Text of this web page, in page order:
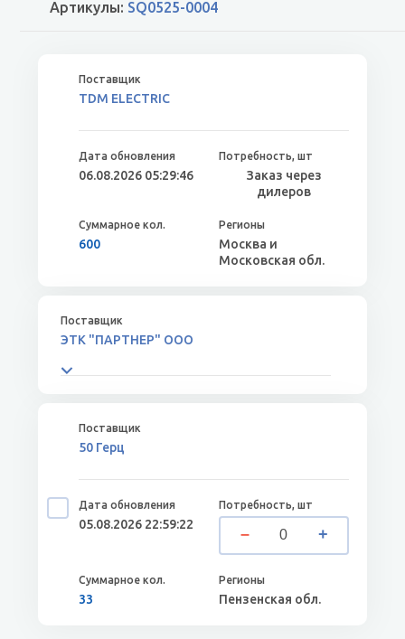
Артикулы: SQ0525-0004
TDM ELECTRIC
06.08.2026 05:29:46
600
Заказ через
дилеров
Москва и
Московская обл.
ЭТК "ПАРТНЕР" ООО
50 Герц
05.08.2026 22:59:22
33 Пензенская обл.